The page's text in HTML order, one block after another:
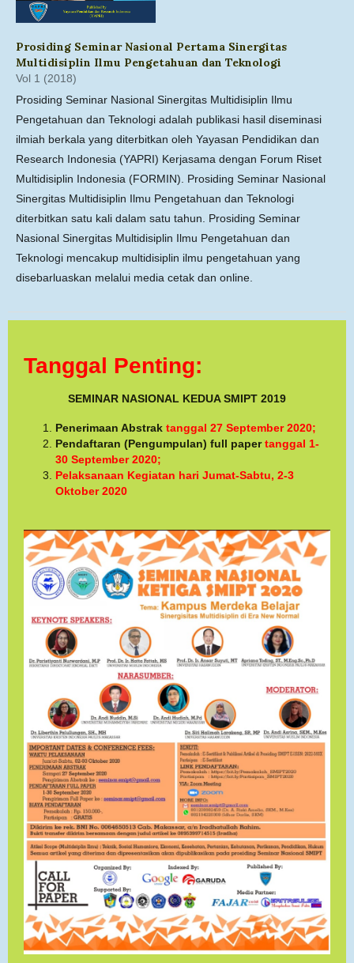
Prosiding Seminar Nasional Pertama Sinergitas
Multidisiplin Ilmu Pengetahuan dan Teknologi
Vol 1 (2018)
Prosiding Seminar Nasional Sinergitas Multidisiplin Ilmu
Pengetahuan dan Teknologi adalah publikasi hasil diseminasi
ilmiah berkala yang diterbitkan oleh Yayasan Pendidikan dan
Research Indonesia (YAPRI) Kerjasama dengan Forum Riset
Multidisiplin Indonesia (FORMIN). Prosiding Seminar Nasional
Sinergitas Multidisiplin Ilmu Pengetahuan dan Teknologi
diterbitkan satu kali dalam satu tahun. Prosiding Seminar
Nasional Sinergitas Multidisiplin Ilmu Pengetahuan dan
Teknologi mencakup multidisiplin ilmu pengetahuan yang
disebarluaskan melalui media cetak dan online.
Tanggal Penting:
SEMINAR NASIONAL KEDUA SMIPT 2019
Penerimaan Abstrak tanggal 27 September 2020;
Pendaftaran (Pengumpulan) full papertanggal 1-
30 September 2020;
Pelaksanaan Kegiatan hari Jumat-Sabtu, 2-3
Oktober 2020